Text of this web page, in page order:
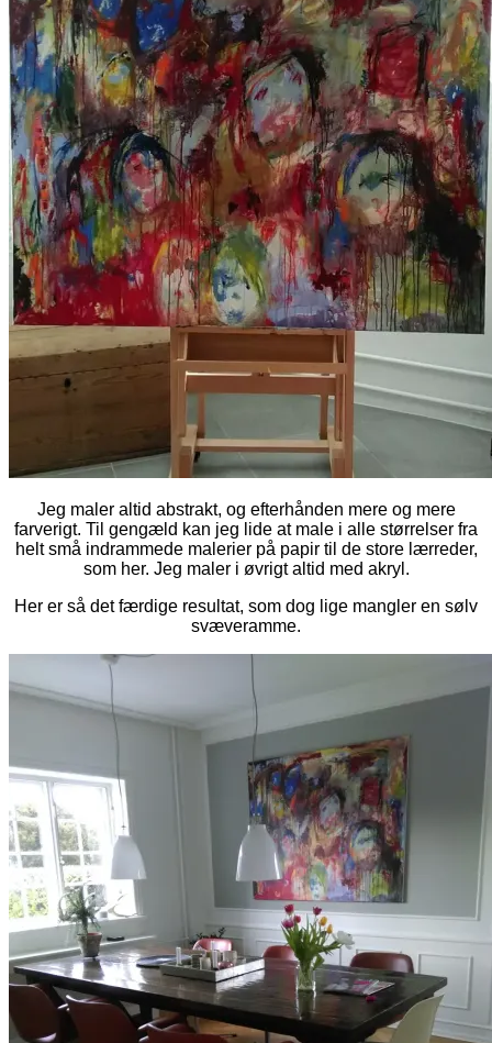
Jeg maler altid abstrakt, og efterhånden mere og mere
farverigt. Til gengæld kan jeg lide at male i alle størrelser fra
helt små indrammede malerier på papir til de store lærreder,
som her. Jeg maler i øvrigt altid med akryl.
Her er så det færdige resultat, som dog lige mangler en sølv
svæveramme.